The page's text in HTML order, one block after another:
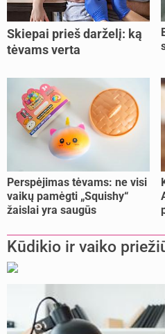
Skiepai prieš darželį: ką
tėvams verta
Perspėjimas tėvams: ne visi
vaikų pamėgti „Squishy“
žaislai yra saugūs
Kūdikio ir vaiko